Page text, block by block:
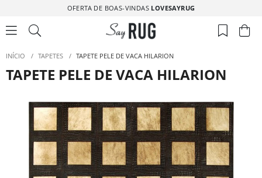
OFERTA DE BOAS-VINDAS LOVESAYRUG
INÍCIO / TAPETES / TAPETE PELE DE VACA HILARION
TAPETE PELE DE VACA HILARION